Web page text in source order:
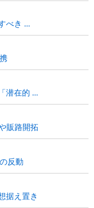
べき ...
潜在的 ...
販路開拓
反動
据え置き